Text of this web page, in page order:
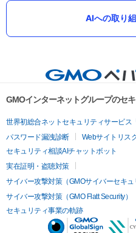
AIへの取り
GMOインターネットグループのセ
世界初総合ネットセキュリティサービス
パスワード漏洩診断
Webサイトリス
セキュリティ相談AIチャットボット
実在証明・盗聴対策
サイバー攻撃対策（GMOサイバーセキュ
サイバー攻撃対策（GMO Flatt Security）
セキュリティ事業の軌跡